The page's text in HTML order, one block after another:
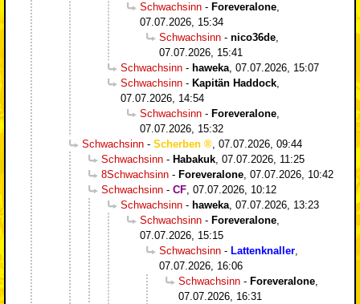
Schwachsinn - Foreveralone,
07.07.2026, 15:34
Schwachsinn - nico36de,
07.07.2026, 15:41
Schwachsinn - haweka, 07.07.2026, 15:07
Schwachsinn - Kapitän Haddock,
07.07.2026, 14:54
Schwachsinn - Foreveralone,
07.07.2026, 15:32
Schwachsinn - Scherben , 07.07.2026, 09:44
Schwachsinn - Habakuk, 07.07.2026, 11:25
8Schwachsinn - Foreveralone, 07.07.2026, 10:42
Schwachsinn - CF, 07.07.2026, 10:12
Schwachsinn - haweka, 07.07.2026, 13:23
Schwachsinn - Foreveralone,
07.07.2026, 15:15
Schwachsinn - Lattenknaller,
07.07.2026, 16:06
Schwachsinn - Foreveralone,
07.07.2026, 16:31